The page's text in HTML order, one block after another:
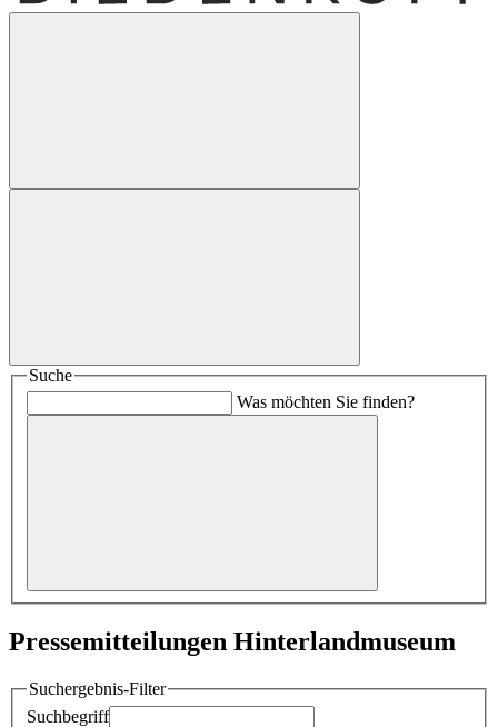
Suche
Was möchten Sie finden?
Pressemitteilungen Hinterlandmuseum
Suchergebnis-Filter
Suchbegriff